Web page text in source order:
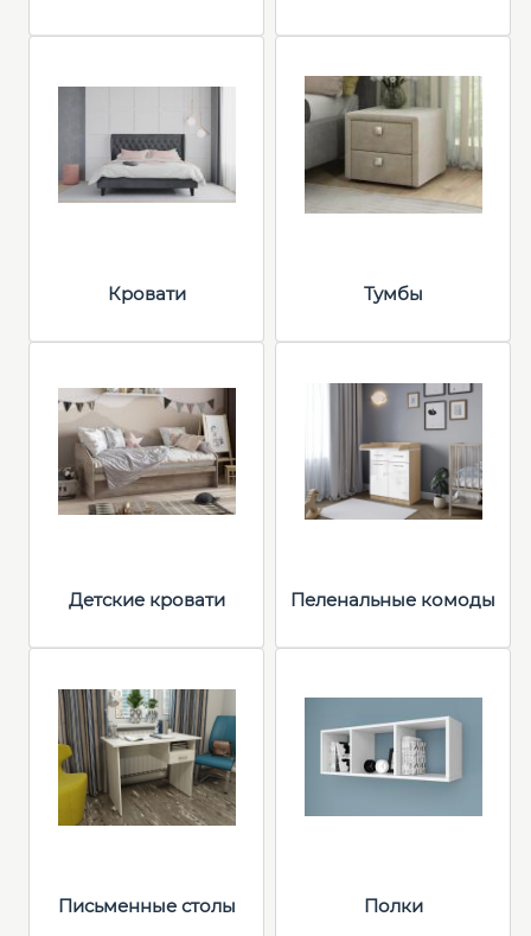
Кровати Тумбы
Детские кровати Пеленальные комоды
Письменные столы Полки